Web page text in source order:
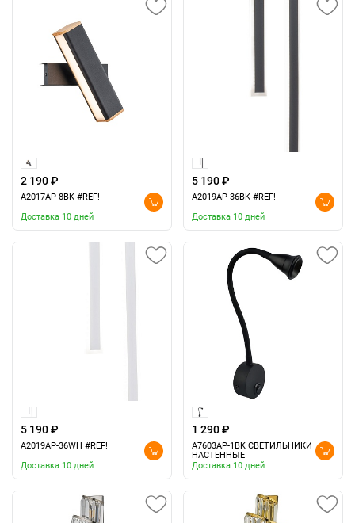
2 190 ₽
A2017AP-8BK #REF!
Доставка 10 дней
5 190 ₽
A2019AP-36BK #REF!
Доставка 10 дней
5 190 ₽
A2019AP-36WH #REF!
Доставка 10 дней
1 290 ₽
A7603AP-1BK СВЕТИЛЬНИКИ
НАСТЕННЫЕ
Доставка 10 дней